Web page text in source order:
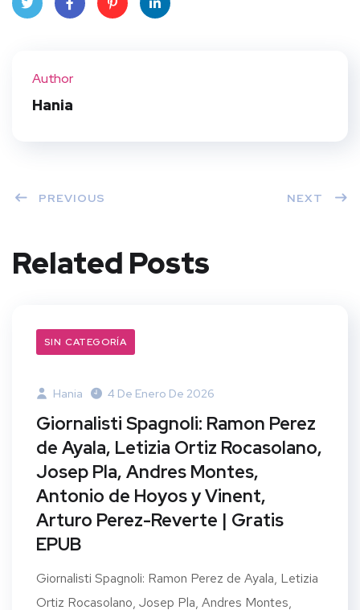
Author
Hania
PREVIOUS NEXT
Related Posts
SIN CATEGORÍA
Hania 4 De Enero De 2026
Giornalisti Spagnoli: Ramon Perez
de Ayala, Letizia Ortiz Rocasolano,
Josep Pla, Andres Montes,
Antonio de Hoyos y Vinent,
Arturo Perez-Reverte | Gratis
EPUB
Giornalisti Spagnoli: Ramon Perez de Ayala, Letizia
Ortiz Rocasolano, Josep Pla, Andres Montes,